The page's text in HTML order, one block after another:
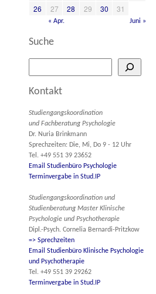
26
27 28 29 30 31
« Apr. Juni »
Suche
Kontakt
Studiengangskoordination
und Fachberatung Psychologie
Dr. Nuria Brinkmann
Sprechzeiten: Die, Mi, Do 9 - 12 Uhr
Tel. +49 551 39 23652
Email Studienbüro Psychologie
Terminvergabe in Stud.IP
Studiengangskoordination und
Studienberatung Master Klinische
Psychologie und Psychotherapie
Dipl.-Psych. Cornelia Bernardi-Pritzkow
=> Sprechzeiten
Email Studienbüro Klinische Psychologie
und Psychotherapie
Tel. +49 551 39 29262
Terminvergabe in Stud.IP